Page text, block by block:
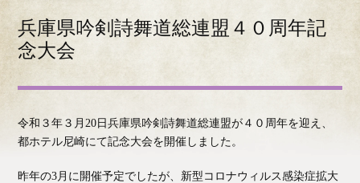
兵庫県吟剣詩舞道総連盟４０周年記
念大会
令和３年３月20日兵庫県吟剣詩舞道総連盟が４０周年を迎え、
都ホテル尼崎にて記念大会を開催しました。
昨年の3月に開催予定でしたが、新型コロナウィルス感染症拡大